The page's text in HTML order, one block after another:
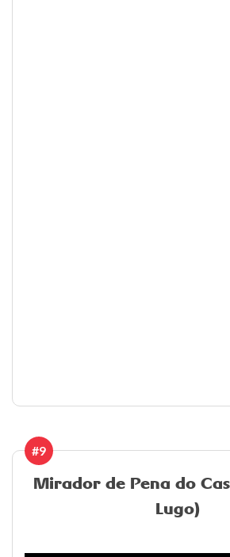
#9
Mirador de Pena do
Lugo)